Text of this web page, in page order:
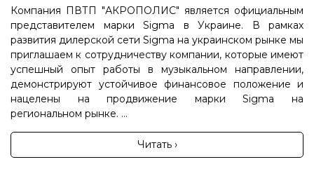
Компания ПВТП "АКРОПОЛИС" является официальным
представителем марки Sigma в Украине. В рамках
развития дилерской сети Sigma на украинском рынке мы
приглашаем к сотрудничеству компании, которые имеют
успешный опыт работы в музыкальном направлении,
демонстрируют устойчивое финансовое положение и
нацелены на продвижение марки Sigma на
региональном рынке. ...
Читать ›